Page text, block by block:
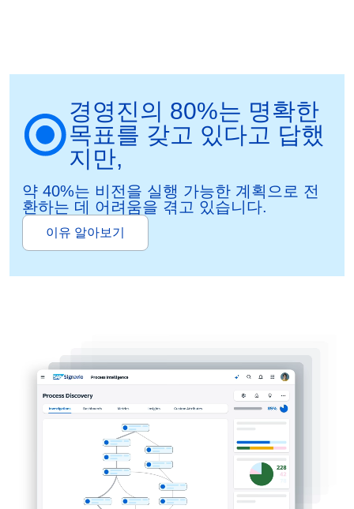
경영진의 80%는 명확한
목표를 갖고 있다고 답했
지만,
약 40%는 비전을 실행 가능한 계획으로 전
환하는 데 어려움을 겪고 있습니다.
이유 알아보기